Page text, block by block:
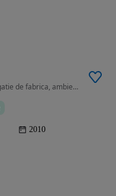
1560 cm3 • 109 CP • Kilometri reali, navigatie de fabrica, ambientale
2010